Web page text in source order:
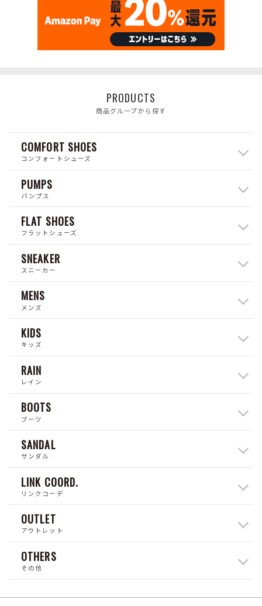
PRODUCTS
商品グループから探す
COMFORT SHOES
コンフォートシューズ
PUMPS
パンプス
FLAT SHOES
フラットシューズ
SNEAKER
スニーカー
MENS
メンズ
KIDS
キッズ
RAIN
レイン
BOOTS
ブーツ
SANDAL
サンダル
LINK COORD.
リンクコーデ
OUTLET
アウトレット
OTHERS
その他